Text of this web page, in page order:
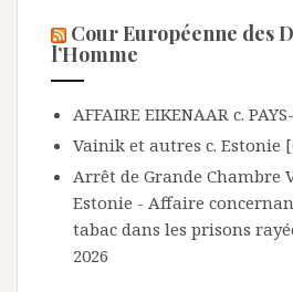
Cour Européenne des
l’Homme
AFFAIRE EIKENAAR c.
Vainik et autres c. Estonie
Arrêt de Grande Chambre
Estonie - Affaire
tabac dans les prisons
2026